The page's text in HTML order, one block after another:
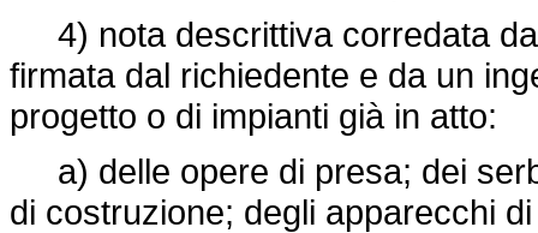
4) nota descrittiva corredata
firmata dal richiedente e da un
progetto o di impianti già in atto:
a) delle opere di presa; dei
di costruzione; degli apparecchi